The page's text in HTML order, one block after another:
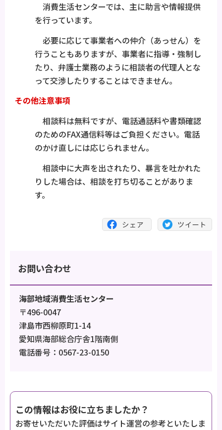
消費生活センターでは、主に助言や情報提供
を行っています。
必要に応じて事業者への仲介（あっせん）を
行うこともありますが、事業者に指導・強制し
たり、弁護士業務のように相談者の代理人とな
って交渉したりすることはできません。
その他注意事項
相談料は無料ですが、電話通話料や書類確認
のためのFAX通信料等はご負担ください。電話
のかけ直しには応じられません。
相談中に大声を出されたり、暴言を吐かれた
りした場合は、相談を打ち切ることがありま
す。
お問い合わせ
海部地域消費生活センター
〒496-0047
津島市西柳原町1-14
愛知県海部総合庁舎1階南側
電話番号：0567-23-0150
この情報はお役に立ちましたか？
お寄せいただいた評価はサイト運営の参考といたしま